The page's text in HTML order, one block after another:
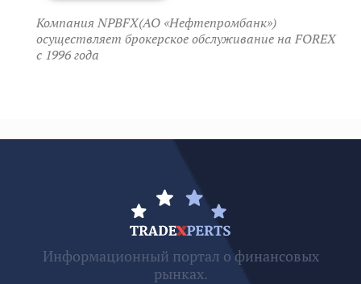
Компания NPBFX(АО «Нефтепромбанк»)
осуществляет брокерское обслуживание на FOREX
c 1996 года
Информационный портал о финансовых
рынках.